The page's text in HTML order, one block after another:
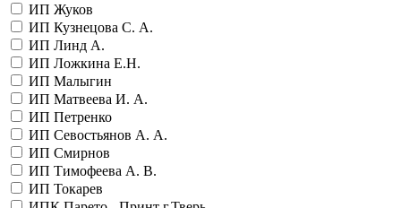
ИП Жуков
ИП Кузнецова С. А.
ИП Линд А.
ИП Ложкина Е.Н.
ИП Малыгин
ИП Матвеева И. А.
ИП Петренко
ИП Севостьянов А. А.
ИП Смирнов
ИП Тимофеева А. В.
ИП Токарев